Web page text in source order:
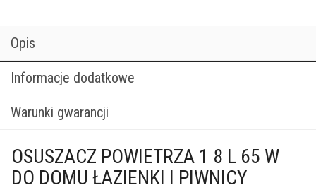
Opis
Informacje dodatkowe
Warunki gwarancji
OSUSZACZ POWIETRZA 1 8 L 65 W
DO DOMU ŁAZIENKI I PIWNICY